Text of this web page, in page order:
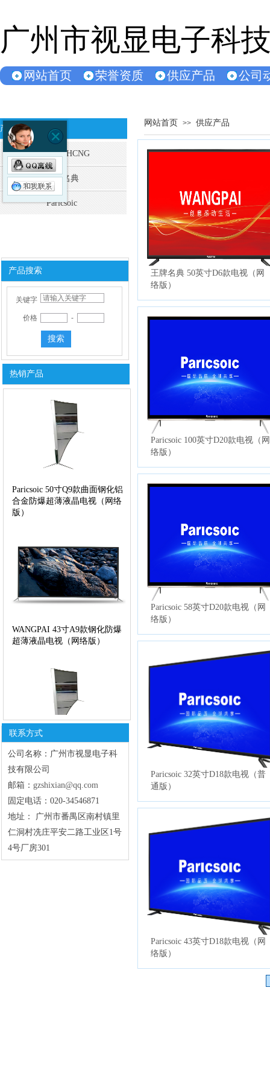
广州市视显电子科
网站首页 荣誉资质 供应产品 公司
网站首页 >> 供应产品
产品分类
王牌名典 50英寸D6款电视（网
络版）
Paricsoic 100英寸D20款电视（网
络版）
Paricsoic 58英寸D20款电视（网
络版）
Paricsoic 32英寸D18款电视（普
通版）
Paricsoic 43英寸D18款电视（网
络版）
CHANOIHCNG
王牌名典
Paricsoic
双击此处添加文字
产品搜索
关键字
价格 -
搜索
热销产品
WANGPAI 43寸A9款钢化防爆
超薄液晶电视（网络版）
合金防爆超薄液晶电视（网络
版）
超薄液晶电视（网络版）
Paricsoic 50寸Q9款曲面钢化铝
版）
联系方式
双击此处添加文字
公司名称： 广州市视显电子科
技有限公司
邮箱： gzshixian@qq.com
​固定电话：020-34546871
地址： 广州市番禺区南村镇里
仁洞村冼庄平安二路工业区1号
4号厂房301